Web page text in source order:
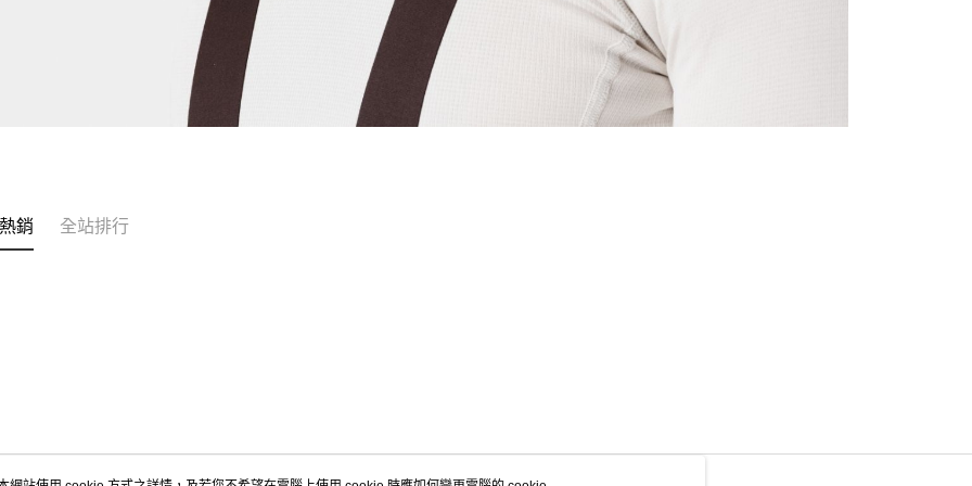
銷 全站排行